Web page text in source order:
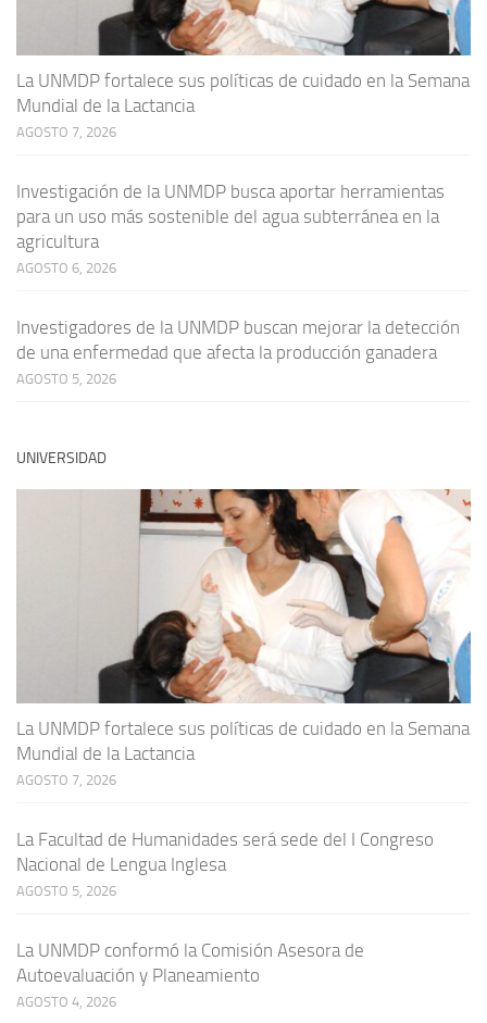
La UNMDP fortalece sus políticas de cuidado en la Semana
Mundial de la Lactancia
AGOSTO 7, 2026
Investigación de la UNMDP busca aportar herramientas
para un uso más sostenible del agua subterránea en la
agricultura
AGOSTO 6, 2026
Investigadores de la UNMDP buscan mejorar la detección
de una enfermedad que afecta la producción ganadera
AGOSTO 5, 2026
UNIVERSIDAD
La UNMDP fortalece sus políticas de cuidado en la Semana
Mundial de la Lactancia
AGOSTO 7, 2026
La Facultad de Humanidades será sede del I Congreso
Nacional de Lengua Inglesa
AGOSTO 5, 2026
La UNMDP conformó la Comisión Asesora de
Autoevaluación y Planeamiento
AGOSTO 4, 2026